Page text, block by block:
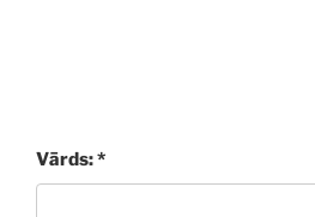
Vārds: *